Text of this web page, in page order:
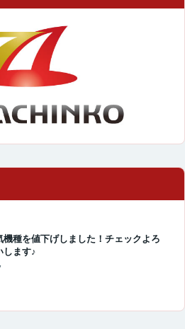
機種を値下げしました！チェックよろ
します♪